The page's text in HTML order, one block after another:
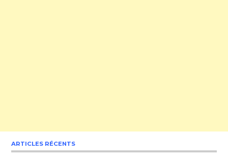
ARTICLES RÉCENTS